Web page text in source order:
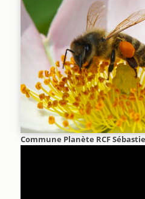
Commune Planète RCF